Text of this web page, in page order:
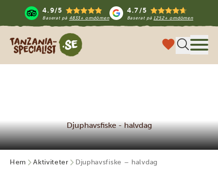
4.9/5
Baserat på 4833+ omdömen
4.7/5
Baserat på1252+ omdömen
Tanzania Specialist
Djuphavsfiske - halvdag
Hem Aktiviteter Djuphavsfiske – halvdag